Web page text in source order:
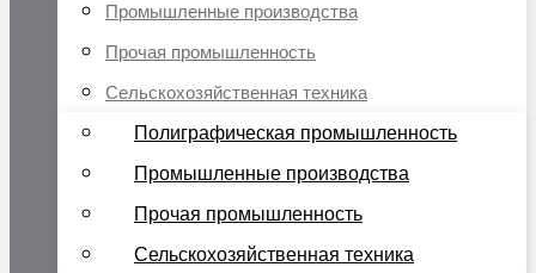
Промышленные производства
Прочая промышленность
Сельскохозяйственная техника
Полиграфическая промышленность
Промышленные производства
Прочая промышленность
Сельскохозяйственная техника